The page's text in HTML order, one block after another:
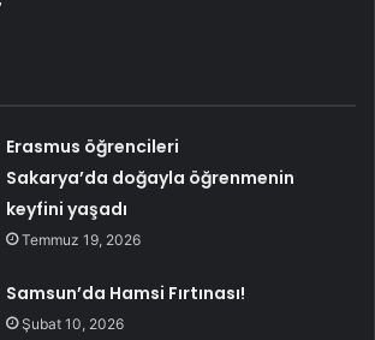
Erasmus öğrencileri
Sakarya’da doğayla öğrenmenin
keyfini yaşadı
Temmuz 19, 2026
Samsun’da Hamsi Fırtınası!
Şubat 10, 2026